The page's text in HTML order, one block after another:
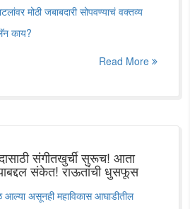
मोठी जबाबदारी सोपवण्याचं वक्तव्य
काय?
Read More
संगीतखुर्ची सुरूच! आता
संकेत! राऊतांची धुसफूस
असूनही महाविकास आघाडीतील